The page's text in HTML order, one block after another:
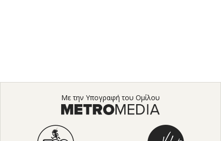
Με την Υπογραφή του Ομίλου